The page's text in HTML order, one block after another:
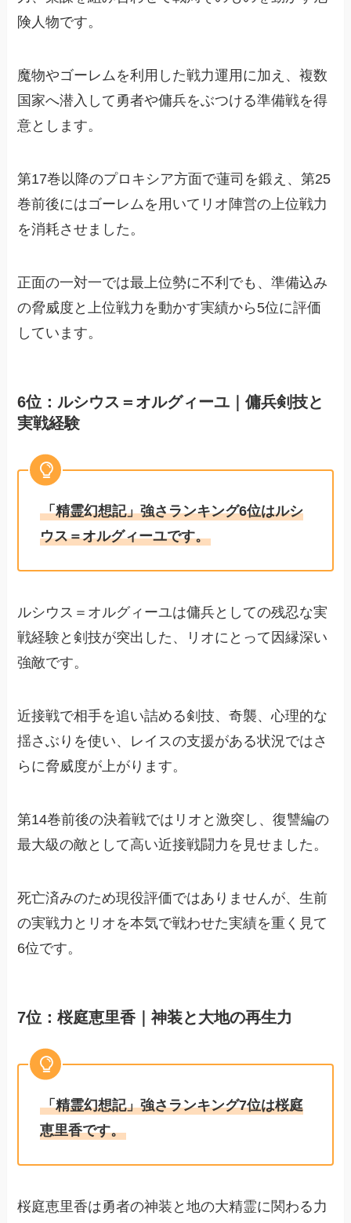
険人物です。
魔物やゴーレムを利用した戦力運用に加え、複数
国家へ潜入して勇者や傭兵をぶつける準備戦を得
意とします。
第17巻以降のプロキシア方面で蓮司を鍛え、第25
巻前後にはゴーレムを用いてリオ陣営の上位戦力
を消耗させました。
正面の一対一では最上位勢に不利でも、準備込み
の脅威度と上位戦力を動かす実績から5位に評価
しています。
6位：ルシウス＝オルグィーユ｜傭兵剣技と
実戦経験
「精霊幻想記」強さランキング6位はルシ
ウス＝オルグィーユです。
ルシウス＝オルグィーユは傭兵としての残忍な実
戦経験と剣技が突出した、リオにとって因縁深い
強敵です。
近接戦で相手を追い詰める剣技、奇襲、心理的な
揺さぶりを使い、レイスの支援がある状況ではさ
らに脅威度が上がります。
第14巻前後の決着戦ではリオと激突し、復讐編の
最大級の敵として高い近接戦闘力を見せました。
死亡済みのため現役評価ではありませんが、生前
の実戦力とリオを本気で戦わせた実績を重く見て
6位です。
7位：桜庭恵里香｜神装と大地の再生力
「精霊幻想記」強さランキング7位は桜庭
恵里香です。
桜庭恵里香は勇者の神装と地の大精霊に関わる力